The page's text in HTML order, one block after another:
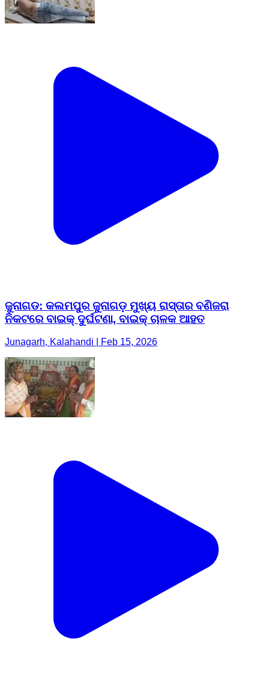
ଜୁନାଗଡ: କଲମପୁର ଜୁନାଗଡ଼ ମୁଖ୍ୟ ରାସ୍ତାର ବଣିଜରା
ନିକଟରେ ବାଇକ୍ ଦୁର୍ଘଟଣା, ବାଇକ୍ ଚାଳକ ଆହତ
Junagarh, Kalahandi | Feb 15, 2026